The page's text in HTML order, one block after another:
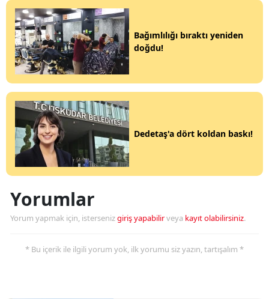
Bağımlılığı bıraktı yeniden
doğdu!
Dedetaş'a dört koldan baskı!
Yorumlar
Yorum yapmak için, istersenizgiriş yapabilirveya kayıt olabilirsiniz.
* Bu içerik ile ilgili yorum yok, ilk yorumu siz yazın, tartışalım *